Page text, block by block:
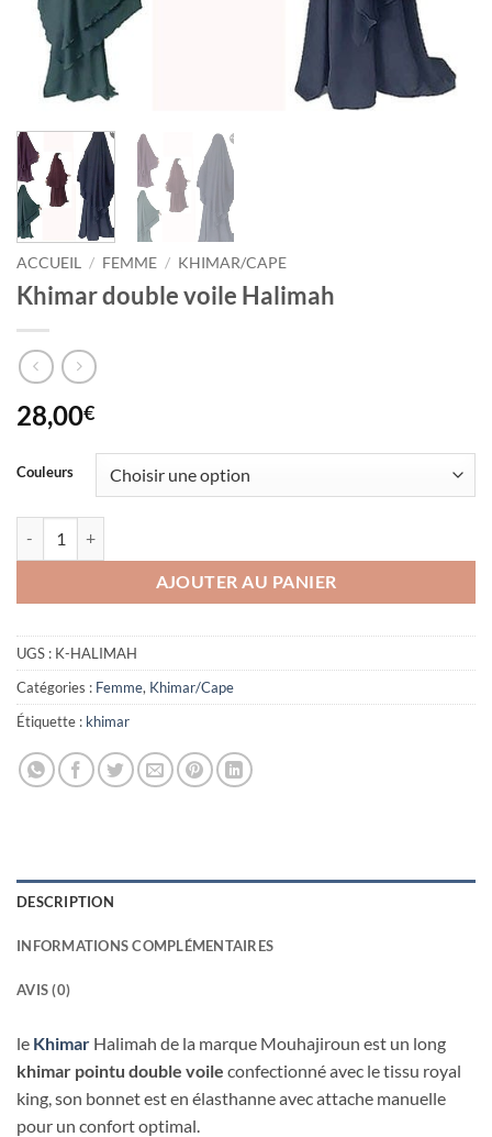
ACCUEIL / FEMME / KHIMAR/CAPE
Khimar double voile Halimah
28,00€
Couleurs
AJOUTER AU PANIER
UGS : K-HALIMAH
Catégories : Femme, Khimar/Cape
Étiquette : khimar
DESCRIPTION
INFORMATIONS COMPLÉMENTAIRES
AVIS (0)
le Khimar Halimah de la marque Mouhajiroun est un long
khimar pointu double voile confectionné avec le tissu royal
king, son bonnet est en élasthanne avec attache manuelle
pour un confort optimal.